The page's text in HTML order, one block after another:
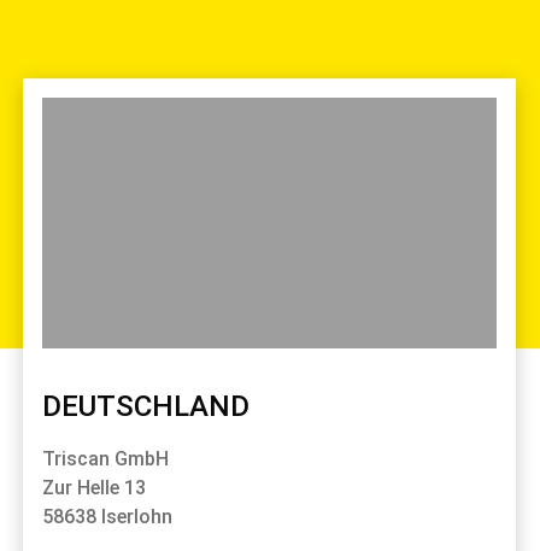
DEUTSCHLAND
Triscan GmbH
Zur Helle 13
58638 Iserlohn